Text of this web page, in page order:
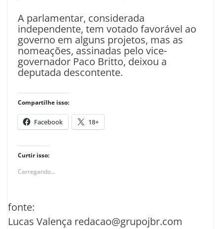
A parlamentar, considerada
independente, tem votado favorável ao
governo em alguns projetos, mas as
nomeações, assinadas pelo vice-
governador Paco Britto, deixou a
deputada descontente.
Compartilhe isso:
Facebook 18+
Curtir isso:
Carregando...
fonte:
Lucas Valença redacao@grupojbr.com